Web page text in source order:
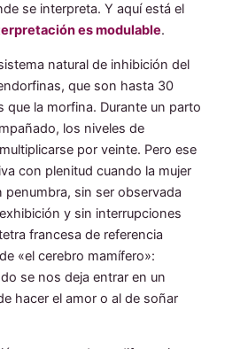
se interpreta. Y aquí está el
es modulable.
natural de inhibición del
que son hasta 30
que la morfina. Durante un parto
los niveles de
por veinte. Pero ese
con plenitud cuando la mujer
penumbra, sin ser observada
y sin interrupciones
francesa de referencia
«el cerebro mamífero»:
se nos deja entrar en un
hacer el amor o al de soñar